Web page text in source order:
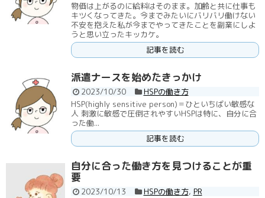
物価は上がるのに給料はそのまま。加齢と共に仕事も
キツくなってきた。今までみたいにバリバリ働けない
不安を抱えた私が今までやってきたことを副業にしよ
うと思い立ったキッカケ。
記事を読む
派遣ナースを始めたきっかけ
2023/10/30
HSPの働き方
HSP(highly sensitive person)＝ひといちばい敏感な
人 刺激に敏感で圧倒されやすいHSPは特に、自分に合
った働...
記事を読む
自分に合った働き方を見つけることが重
要
2023/10/13 HSPの働き方, PR